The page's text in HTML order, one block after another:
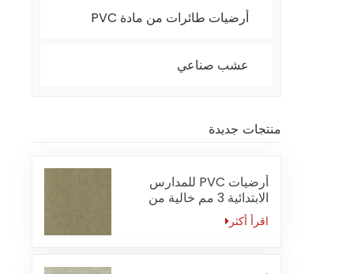
أرضيات طائرات من مادة PVC
عشب صناعي
منتجات جديدة
أرضيات PVC للمدارس
الابتدائية 3 مم خالية من
الفورمالديهايد
اقرأ أكثر